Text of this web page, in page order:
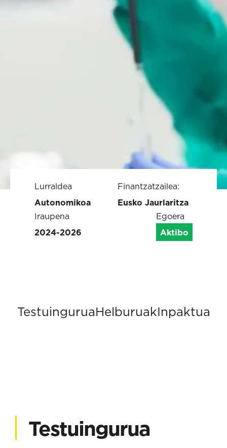
Lurraldea
Autonomikoa
Finantzatzailea:
Eusko Jaurlaritza
Iraupena
2024-2026
Egoera
Aktibo
TestuinguruaHelburuakInpaktua
Testuingurua